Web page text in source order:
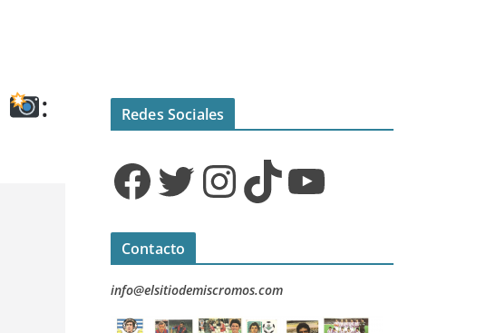
:
Redes Sociales
Facebook Twitter InstagramTikTok YouTube
Contacto
info@elsitiodemiscromos.com